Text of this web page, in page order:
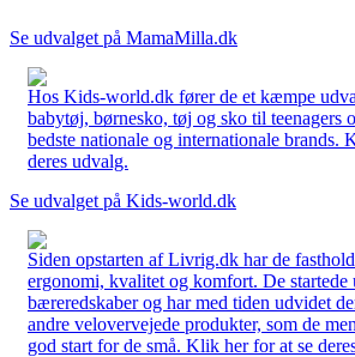
Se udvalget på MamaMilla.dk
Hos Kids-world.dk fører de et kæmpe
babytøj, børnesko, tøj og sko til teenagers
bedste nationale og internationale brands.
deres udvalg.
Se udvalget på Kids-world.dk
Siden opstarten af Livrig.dk har de
ergonomi, kvalitet og komfort. De startede
bæreredskaber og har med tiden udvidet
andre velovervejede produkter, som de
god start for de små. Klik her for at se